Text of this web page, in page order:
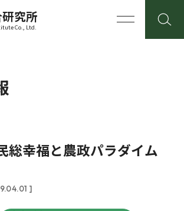
究所
Co., Ltd.
総幸福と農政パラダイム
]